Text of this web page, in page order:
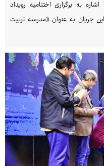
به برگزاری اختتامیه رویداد
جریان به عنوان «مدرسه تربیت